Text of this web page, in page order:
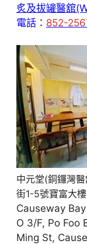
炙及拔罐醫舘
電話： 852-
中元堂(銅鑼灣
街1-5號寶富大
Causeway
O 3/F, Po Foo
Ming St,